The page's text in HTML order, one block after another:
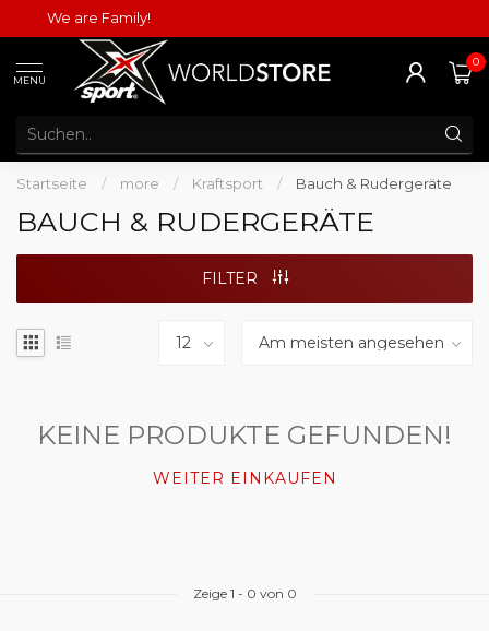
We are Family!
MENU
0
Startseite / more / Kraftsport / Bauch & Rudergeräte
BAUCH & RUDERGERÄTE
FILTER
KEINE PRODUKTE GEFUNDEN!
WEITER EINKAUFEN
Zeige 1 - 0 von 0